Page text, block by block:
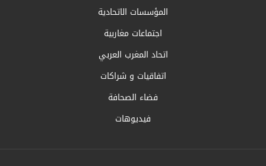
المؤسسات الاتحادية
اجتماعات مغاربية
اتحاد المغرب العربي
اتفاقيات و شراكات
فضاء الصحافة
فيديوهات